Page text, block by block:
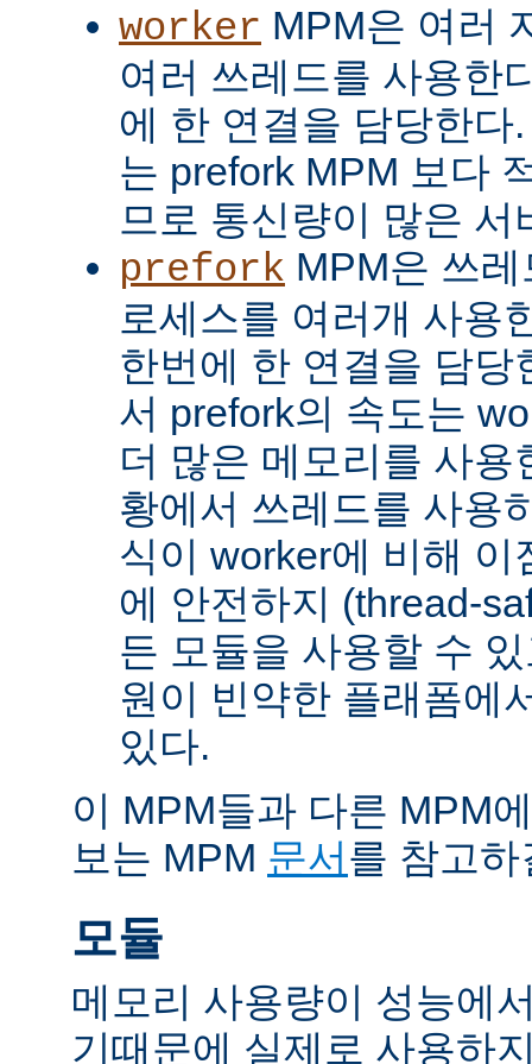
worker MPM은 여러
여러 쓰레드를 사용한
에 한 연결을 담당한다
는 prefork MPM 보다
므로 통신량이 많은 서
prefork MPM은 쓰
로세스를 여러개 사용
한번에 한 연결을 담당
서 prefork의 속도는
더 많은 메모리를 사
황에서 쓰레드를 사용
식이 worker에 비해 이
에 안전하지 (thread-
든 모듈을 사용할 수
원이 빈약한 플래폼에
있다.
이 MPM들과 다른 MPM
보는 MPM 문서를 참고
모듈
메모리 사용량이 성능에
기때문에 실제로 사용하